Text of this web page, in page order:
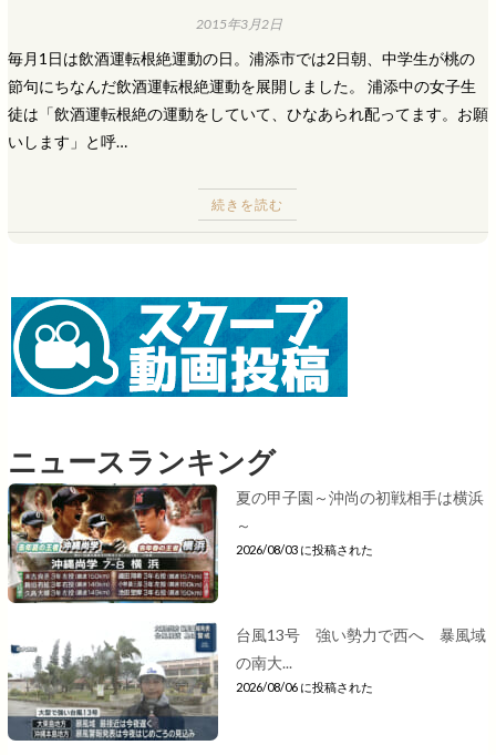
2015年3月2日
毎月1日は飲酒運転根絶運動の日。浦添市では2日朝、中学生が桃の
節句にちなんだ飲酒運転根絶運動を展開しました。 浦添中の女子生
徒は「飲酒運転根絶の運動をしていて、ひなあられ配ってます。お願
いします」と呼…
続きを読む
ニュースランキング
夏の甲子園～沖尚の初戦相手は横浜
～
2026/08/03 に投稿された
台風13号 強い勢力で西へ 暴風域
の南大...
2026/08/06 に投稿された